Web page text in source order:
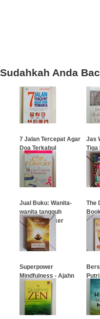
Sudahkah Anda
7 Jalan Tercepat Agar
Doa Terkabul
…
Jas
Tiga
Jual Buku: Wanita-
wanita tangguh
pelawan kanker
payudara
…
The
Superpower
Mindfulness - Ajahn
Brahm
…
…